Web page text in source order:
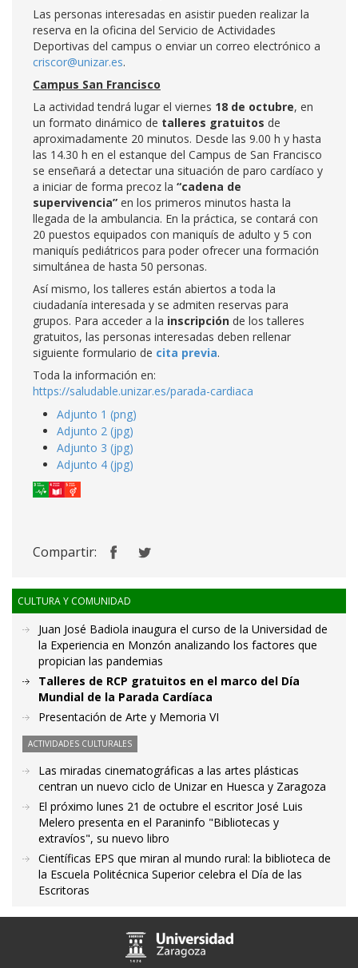
Las personas interesadas en asistir pueden realizar la
reserva en la oficina del Servicio de Actividades
Deportivas del campus o enviar un correo electrónico a
criscor@unizar.es.
Campus San Francisco
La actividad tendrá lugar el viernes 18 de octubre, en
un formato dinámico de talleres gratuitos de
aproximadamente 20 minutos. Desde las 9.00 h y hasta
las 14.30 h en el estanque del Campus de San Francisco
se enseñará a detectar una situación de paro cardíaco y
a iniciar de forma precoz la “cadena de
supervivencia” en los primeros minutos hasta la
llegada de la ambulancia. En la práctica, se contará con
20 puestos equipados con maniquís de adulto y 5 con
maniquís pediátricos para poder ofrecer una formación
simultánea de hasta 50 personas.
Así mismo, los talleres están abiertos a toda la
ciudadanía interesada y se admiten reservas para
grupos. Para acceder a la inscripción de los talleres
gratuitos, las personas interesadas deben rellenar
siguiente formulario de cita previa.
Toda la información en:
https://saludable.unizar.es/parada-cardiaca
Adjunto 1 (png)
Adjunto 2 (jpg)
Adjunto 3 (jpg)
Adjunto 4 (jpg)
Compartir:
CULTURA Y COMUNIDAD
Juan José Badiola inaugura el curso de la Universidad de
la Experiencia en Monzón analizando los factores que
propician las pandemias
Talleres de RCP gratuitos en el marco del Día
Mundial de la Parada Cardíaca
Presentación de Arte y Memoria VI
ACTIVIDADES CULTURALES
Las miradas cinematográficas a las artes plásticas
centran un nuevo ciclo de Unizar en Huesca y Zaragoza
El próximo lunes 21 de octubre el escritor José Luis
Melero presenta en el Paraninfo "Bibliotecas y
extravíos", su nuevo libro
Científicas EPS que miran al mundo rural: la biblioteca de
la Escuela Politécnica Superior celebra el Día de las
Escritoras